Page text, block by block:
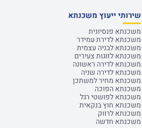
שירותי ייעוץ משכנתא
משכנתא פנסיונית
משכנתא לדירת עמידר
משכנתא לבניה עצמית
משכנתא לזוגות צעירים
משכנתא לדירה ראשונה
משכנתא לדירה שניה
משכנתא מחיר למשתכן
משכנתא הפוכה
משכנתא לפושטי רגל
משכנתא חוץ בנקאית
משכנתא לרווק
משכנתא חדשה